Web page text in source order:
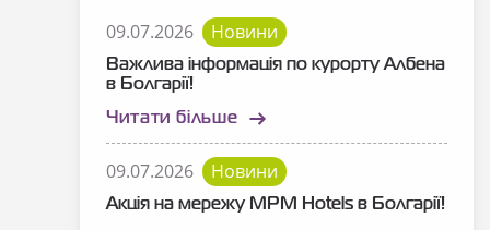
09.07.2026 Новини
Важлива інформація по курорту Албена
в Болгарії!
Читати більше
09.07.2026 Новини
Акція на мережу MPM Hotels в Болгарії!